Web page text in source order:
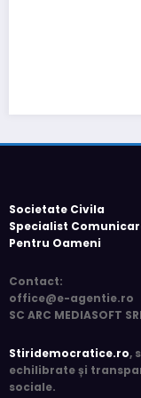
România de
5 luni acum press
Pentru Oameni
SC ARC MEDIASOFT